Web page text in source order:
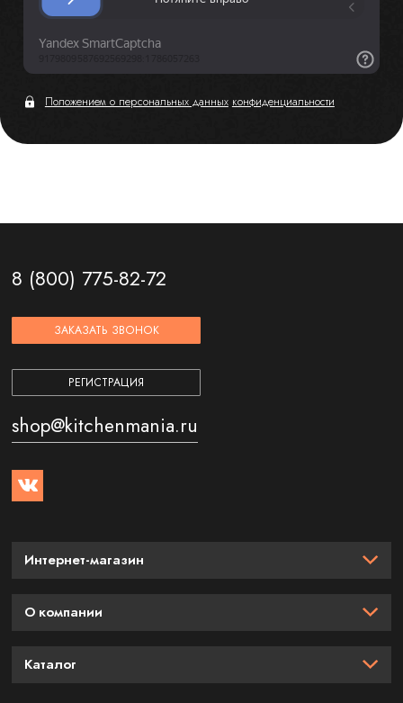
Положением о персональных данных конфиденциальности
8 (800) 775-82-72
ЗАКАЗАТЬ ЗВОНОК
РЕГИСТРАЦИЯ
shop@kitchenmania.ru
Интернет-магазин
О компании
Каталог